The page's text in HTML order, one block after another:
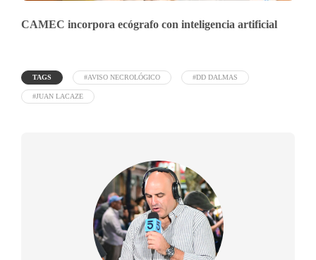
CAMEC incorpora ecógrafo con inteligencia artificial
TAGS #AVISO NECROLÓGICO #DD DALMAS
#JUAN LACAZE